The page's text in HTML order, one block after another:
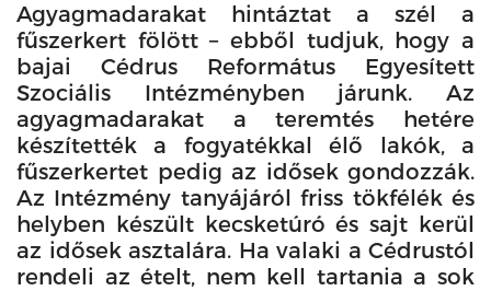
Agyagmadarakat hintáztat a szél a
fűszerkert fölött – ebből tudjuk, hogy a
bajai Cédrus Református Egyesített
Szociális Intézményben járunk. Az
agyagmadarakat a teremtés hetére
készítették a fogyatékkal élő lakók, a
fűszerkertet pedig az idősek gondozzák.
Az Intézmény tanyájáról friss tökfélék és
helyben készült kecsketúró és sajt kerül
az idősek asztalára. Ha valaki a Cédrustól
rendeli az ételt, nem kell tartania a sok